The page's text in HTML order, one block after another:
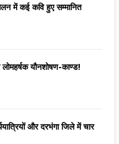
में कई कवि हुए सम्मानित
यौनशोषण-काण्ड!
और दरभंगा जिले में चार